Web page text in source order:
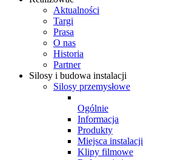
Aktualności
Targi
Prasa
O nas
Historia
Partner
Silosy i budowa instalacji
Silosy przemysłowe
Ogólnie
Informacja
Produkty
Miejsca instalacji
Klipy filmowe